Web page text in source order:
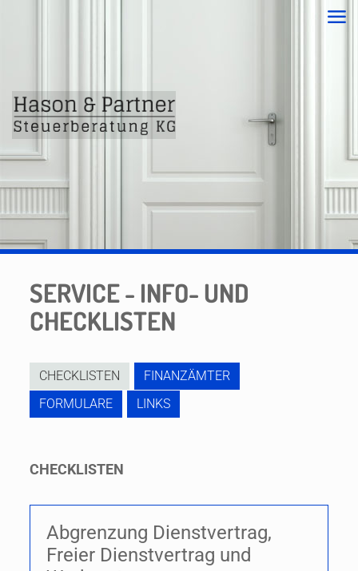
SERVICE - INFO- UND
CHECKLISTEN
CHECKLISTEN
FINANZÄMTER
FORMULARE
LINKS
CHECKLISTEN
Abgrenzung Dienstvertrag,
Freier Dienstvertrag und